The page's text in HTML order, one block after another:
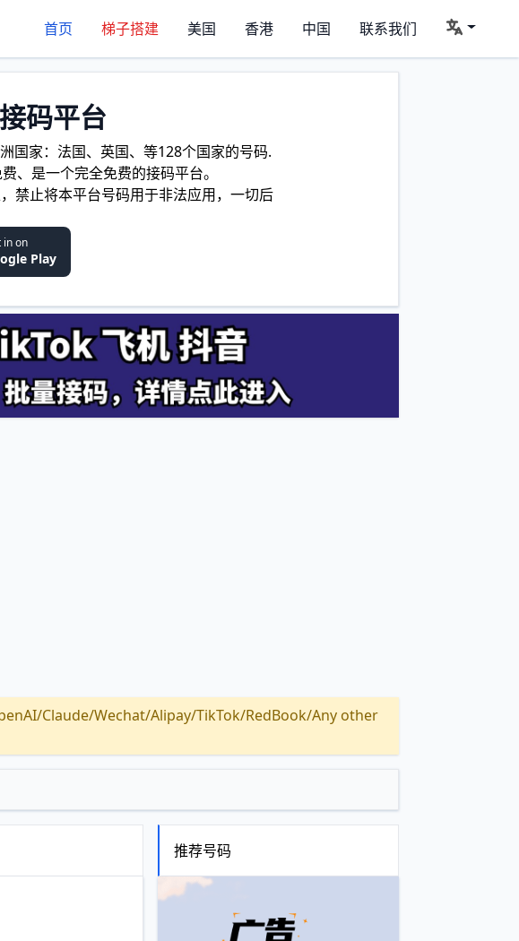
首页 梯子搭建 美国 香港 中国 联系我们
码平台
国家：法国、英国、等128个国家的号码.
、是一个完全免费的接码平台。
禁止将本平台号码用于非法应用，一切后
in on
Play
Claude/Wechat/Alipay/TikTok/RedBook/Any other
推荐号码